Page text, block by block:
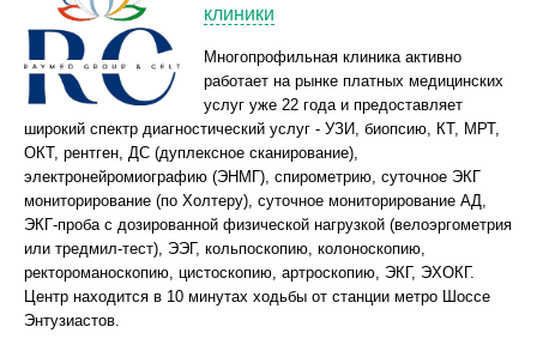
клиники
Многопрофильная клиника активно
работает на рынке платных медицинских
услуг уже 22 года и предоставляет
широкий спектр диагностический услуг - УЗИ, биопсию, КТ, МРТ,
ОКТ, рентген, ДС (дуплексное сканирование),
электронейромиографию (ЭНМГ), спирометрию, суточное ЭКГ
мониторирование (по Холтеру), суточное мониторирование АД,
ЭКГ-проба с дозированной физической нагрузкой (велоэргометрия
или тредмил-тест), ЭЭГ, кольпоскопию, колоноскопию,
ректороманоскопию, цистоскопию, артроскопию, ЭКГ, ЭХОКГ.
Центр находится в 10 минутах ходьбы от станции метро Шоссе
Энтузиастов.